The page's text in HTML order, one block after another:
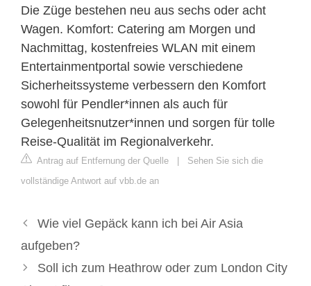
Die Züge bestehen neu aus sechs oder acht
Wagen. Komfort: Catering am Morgen und
Nachmittag, kostenfreies WLAN mit einem
Entertainmentportal sowie verschiedene
Sicherheitssysteme verbessern den Komfort
sowohl für Pendler*innen als auch für
Gelegenheitsnutzer*innen und sorgen für tolle
Reise-Qualität im Regionalverkehr.
Antrag auf Entfernung der Quelle | Sehen Sie sich die
vollständige Antwort auf vbb.de an
Wie viel Gepäck kann ich bei Air Asia
aufgeben?
Soll ich zum Heathrow oder zum London City